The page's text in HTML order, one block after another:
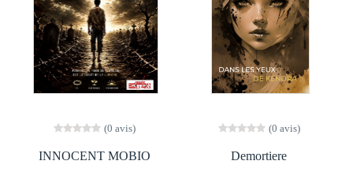
(0 avis)
INNOCENT MOBIO
(0 avis)
Demortiere